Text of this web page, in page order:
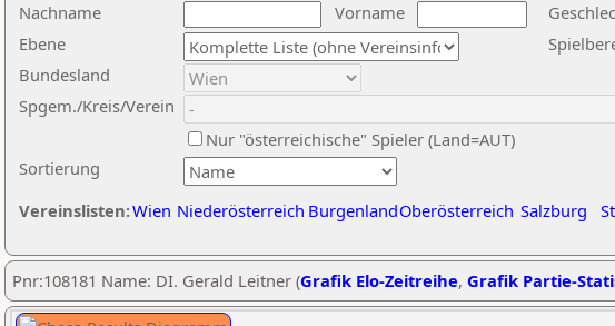
Nachname
Vorname
Ebene
Sortierung
Bundesland
Spgem./Kreis/Verein
Nur "österreichische" Spieler (Land=AUT)
Vereinslisten:Wien Niederösterreich BurgenlandOberösterreich Salzburg
Pnr:108181 Name: DI. Gerald Leitner (Grafik Elo-Zeitreihe, Grafik Partie-